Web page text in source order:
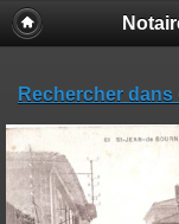
Rechercher dans